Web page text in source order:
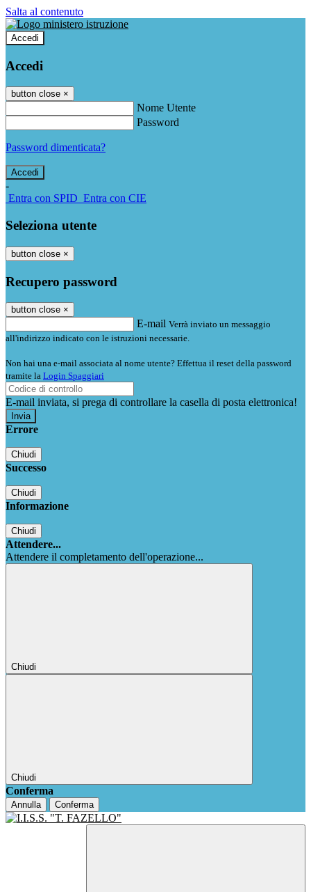
Salta al contenuto
Accedi
Accedi
button close ×
Nome Utente
Password
Password dimenticata?
-
Entra con SPID Entra con CIE
Seleziona utente
button close ×
Recupero password
button close ×
E-mail Verrà inviato un messaggio
all'indirizzo indicato con le istruzioni necessarie.
Non hai una e-mail associata al nome utente? Effettua il reset della password
tramite la Login Spaggiari
E-mail inviata, si prega di controllare la casella di posta elettronica!
Errore
Chiudi
Successo
Chiudi
Informazione
Chiudi
Attendere...
Attendere il completamento dell'operazione...
Chiudi
Chiudi
Conferma
Annulla Conferma